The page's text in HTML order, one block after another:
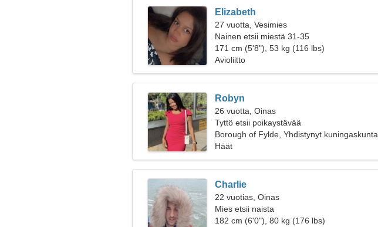
Elizabeth
27 vuotta, Vesimies
Nainen etsii miestä 31-35
171 cm (5'8"), 53 kg (116 lbs)
Avioliitto
Robyn
26 vuotta, Oinas
Tyttö etsii poikaystävää
Borough of Fylde, Yhdistynyt kuningaskunta
Häät
Charlie
22 vuotias, Oinas
Mies etsii naista
182 cm (6'0"), 80 kg (176 lbs)